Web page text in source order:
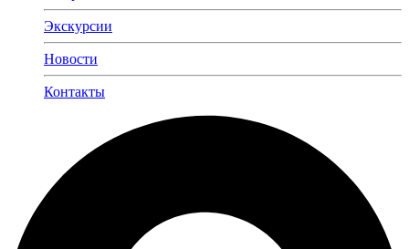
Экскурсии
Новости
Контакты